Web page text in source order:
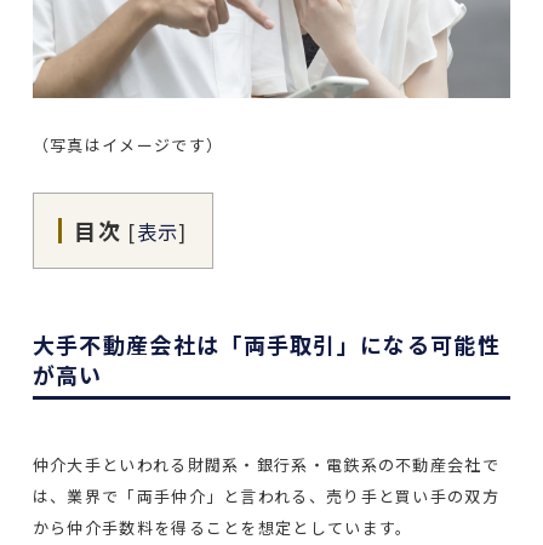
（写真はイメージです）
目次 [表示]
大手不動産会社は「両手取引」になる可能性
が高い
仲介大手といわれる財閥系・銀行系・電鉄系の不動産会社で
は、業界で「両手仲介」と言われる、売り手と買い手の双方
から仲介手数料を得ることを想定としています。